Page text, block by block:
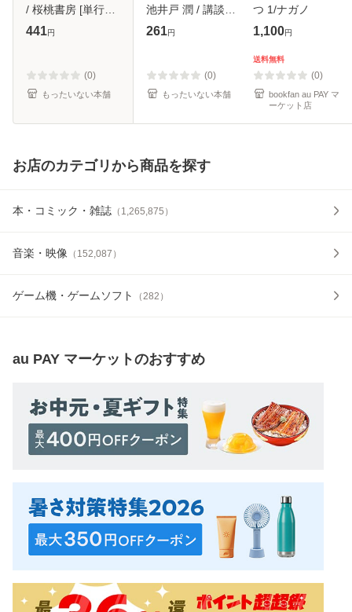
/ 桜桃書房 [単行本]
【メール便送料無
441円
(0)
もったいない本舗
池井戸 潤 / 講談社
[文庫]【メール便送
261円
(0)
もったいない本舗
つ 1/ナガノ
1,100円
送料無料
(0)
bookfan au PAY マ
ーケット店
お店のカテゴリから商品を探す
本・コミック・雑誌 （ 1,265,875 ）
音楽・映像 （ 152,087 ）
ゲーム機・ゲームソフト （282 ）
au PAY マーケットのおすすめ